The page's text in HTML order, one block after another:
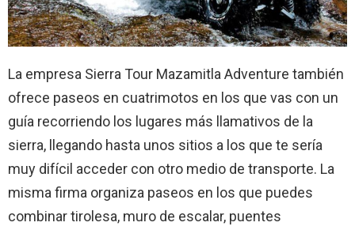
La empresa Sierra Tour Mazamitla Adventure también
ofrece paseos en cuatrimotos en los que vas con un
guía recorriendo los lugares más llamativos de la
sierra, llegando hasta unos sitios a los que te sería
muy difícil acceder con otro medio de transporte. La
misma firma organiza paseos en los que puedes
combinar tirolesa, muro de escalar, puentes